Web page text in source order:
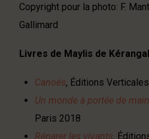
Copyright pour la photo: F.
Gallimard
Livres de Maylis de Kérangal
Canoës, Éditions
Un monde à portée de main
Paris 2018
Réparer les vivants .